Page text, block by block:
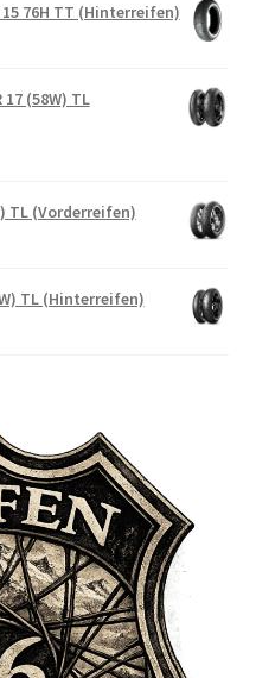
15 76H TT (Hinterreifen)
(58W) TL
TL (Vorderreifen)
TL (Hinterreifen)